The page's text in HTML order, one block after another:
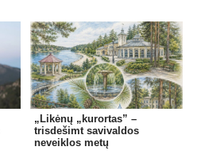
„Likėnų „kurortas” –
trisdešimt savivaldos
neveiklos metų